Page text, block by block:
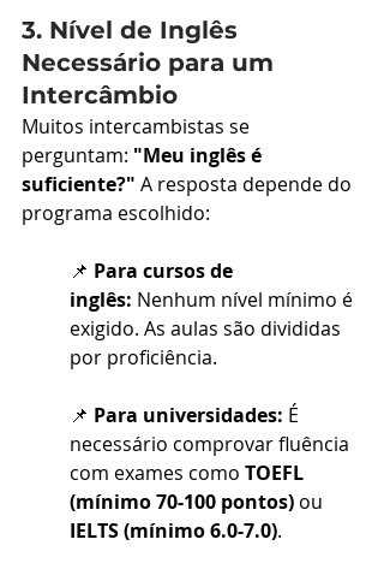
3. Nível de Inglês
Necessário para um
Intercâmbio
Muitos intercambistas se
perguntam: "Meu inglês é
suficiente?" A resposta depende do
programa escolhido:
📌 Para cursos de
inglês: Nenhum nível mínimo é
exigido. As aulas são divididas
por proficiência.
📌 Para universidades: É
necessário comprovar fluência
com exames como TOEFL
(mínimo 70-100 pontos) ou
IELTS (mínimo 6.0-7.0).